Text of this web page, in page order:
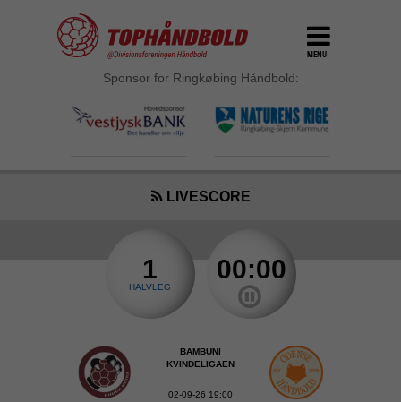
MENU
Sponsor for Ringkøbing Håndbold:
LIVESCORE
1
HALVLEG
00:00
BAMBUNI
KVINDELIGAEN
02-09-26 19:00